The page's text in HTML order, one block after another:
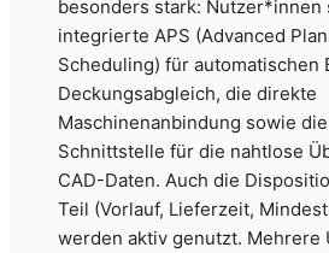
besonders stark: Nutzer*innen
integrierte APS (Advanced
Scheduling) für automatischen
Deckungsabgleich, die direkte
Maschinenanbindung sowie
Schnittstelle für die nahtlose
CAD-Daten. Auch die
Teil (Vorlauf, Lieferzeit,
werden aktiv genutzt. Mehrere